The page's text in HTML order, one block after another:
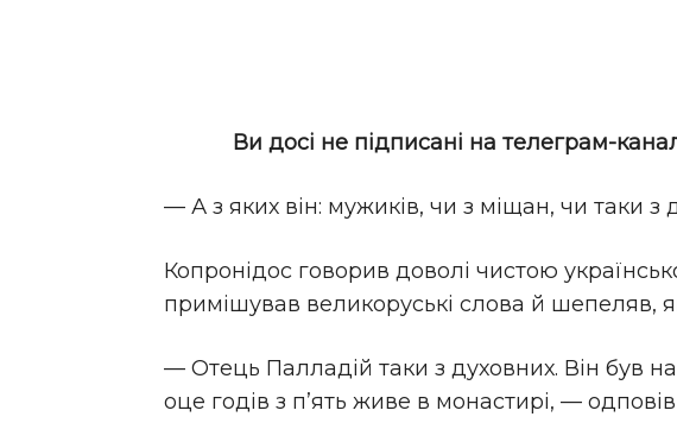
Ви досі не підписані на телеграм-
— А з яких він: мужиків, чи з міщан, чи таки з
Копронідос говорив доволі чистою
примішував великоруські слова й шепеляв,
— Отець Палладій таки з духовних. Він був
оце годів з п’ять живе в монастирі, —